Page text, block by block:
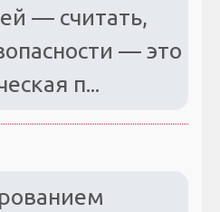
— считать,
— это
п...